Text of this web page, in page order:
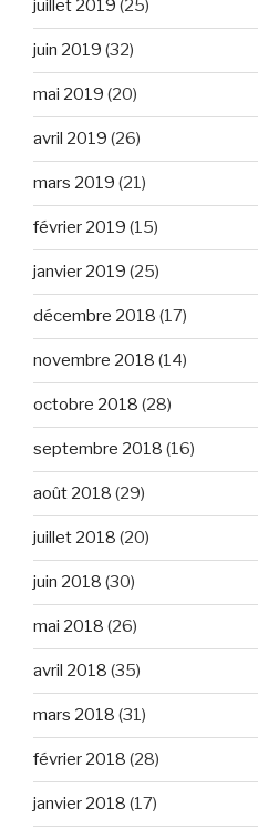
juillet 2019 (25)
juin 2019 (32)
mai 2019 (20)
avril 2019 (26)
mars 2019 (21)
février 2019 (15)
janvier 2019 (25)
décembre 2018 (17)
novembre 2018 (14)
octobre 2018 (28)
septembre 2018 (16)
août 2018 (29)
juillet 2018 (20)
juin 2018 (30)
mai 2018 (26)
avril 2018 (35)
mars 2018 (31)
février 2018 (28)
janvier 2018 (17)